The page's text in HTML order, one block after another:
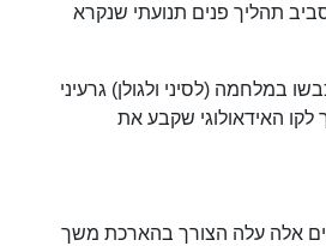
הבוגרים סביב תהליך פנים תנועתי שנקרא
(לסיני ולגולן) גרעיני
האידאולוגי שקבע את
בדיונים אלה עלה הצורך בהארכת משך